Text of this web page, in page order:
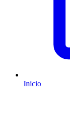
Inicio